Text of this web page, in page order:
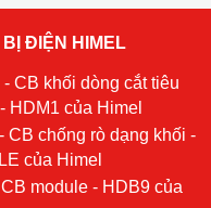
BỊ ĐIỆN HIMEL
- CB khối dòng cắt tiêu
HDM1 của Himel
CB chống rò dạng khối -
của Himel
module - HDB9 của